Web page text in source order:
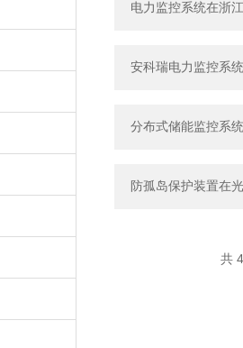
电力监控系统在浙
安科瑞电力监控系
分布式储能监控系
防孤岛保护装置在
共